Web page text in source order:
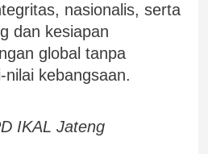
nasionalis, serta
dan kesiapan
global tanpa
nilai kebangsaan.
IKAL Jateng